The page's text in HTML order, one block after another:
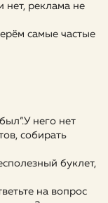
нет, реклама не
самые частые
У него нет
собирать
буклет,
на вопрос